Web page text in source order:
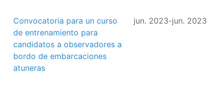
Convocatoria para un curso
de entrenamiento para
candidatos a observadores a
bordo de embarcaciones
atuneras
jun. 2023-jun. 2023